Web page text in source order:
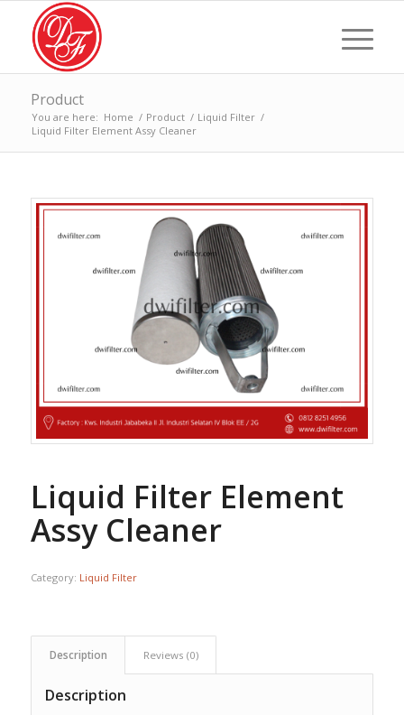
Product
You are here: Home / Product / Liquid Filter /
Liquid Filter Element Assy Cleaner
Liquid Filter Element
Assy Cleaner
Category: Liquid Filter
Description Reviews (0)
Description